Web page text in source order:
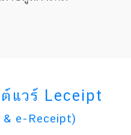
แวร์ Leceipt
e-Receipt)